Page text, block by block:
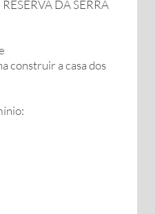
DA SERRA
construir a casa dos